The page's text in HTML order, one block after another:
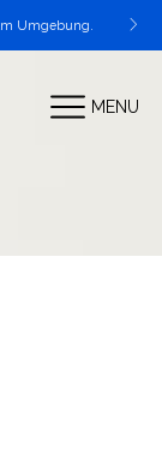
Umgebung.
MENU